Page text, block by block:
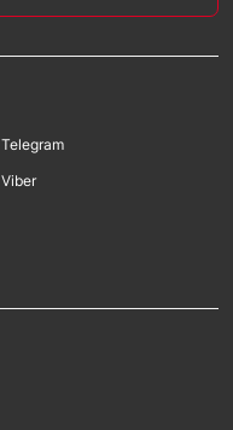
Telegram
Viber